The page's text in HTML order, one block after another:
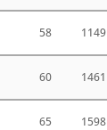
58 1149
60 1461
65 1598